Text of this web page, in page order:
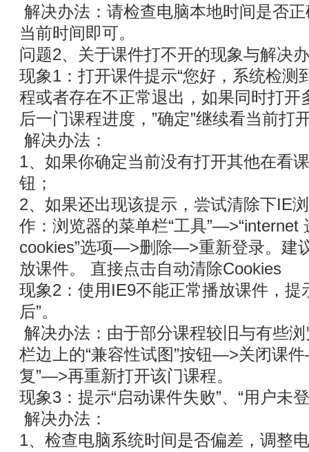
解决办法：请检查电脑本地时间是否
当前时间即可。
问题2、关于课件打不开的现象与解决
现象1：打开课件提示“您好，系统检测
程或者存在不正常退出，如果同时打开
后一门课程进度，”确定”继续看当前打
解决办法：
1、如果你确定当前没有打开其他在看
钮；
2、如果还出现该提示，尝试清除下IE
作：浏览器的菜单栏“工具”—>“internet
cookies”选项—>删除—>重新登录。建
放课件。 直接点击自动清除Cookies
现象2：使用IE9不能正常播放课件，提
后”。
解决办法：由于部分课程较旧与有些
栏边上的“兼容性试图”按钮—>关闭课
复”—>再重新打开该门课程。
现象3：提示“启动课件失败”、“用户未
解决办法：
1、检查电脑系统时间是否偏差，调整